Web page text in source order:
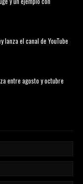
lanza el canal de YouTube
entre agosto y octubre